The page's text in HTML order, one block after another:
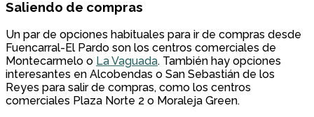
Saliendo de compras
Un par de opciones habituales para ir de compras desde
Fuencarral-El Pardo son los centros comerciales de
Montecarmelo o La Vaguada. También hay opciones
interesantes en Alcobendas o San Sebastián de los
Reyes para salir de compras, como los centros
comerciales Plaza Norte 2 o Moraleja Green.